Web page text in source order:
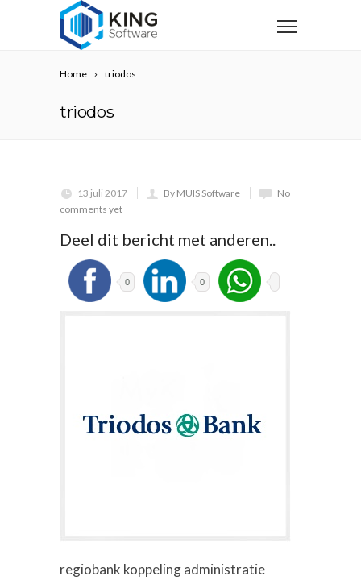
Home triodos
triodos
13 juli 2017 By MUIS Software
No
comments yet
Deel dit bericht met anderen..
0 0
regiobank koppeling administratie